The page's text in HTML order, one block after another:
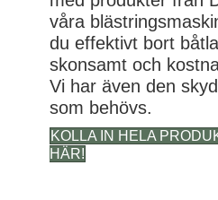
våra
du effektivt bort
skonsamt och
Vi har även den
som behövs.
KOLLA IN HELA
HÄR!